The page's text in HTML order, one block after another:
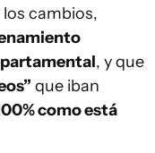
cambios,
, y que
que iban
como está